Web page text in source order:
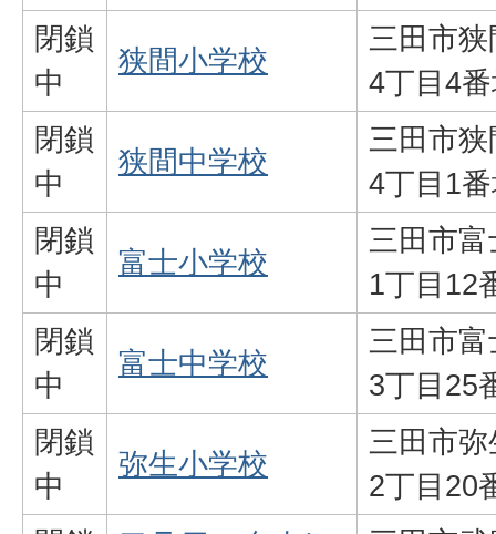
閉鎖
中
狭間小学校
三田市
4丁目4
閉鎖
中
狭間中学校
三田市
4丁目1
閉鎖
中
富士小学校
三田市
1丁目12
閉鎖
中
富士中学校
三田市
3丁目25
閉鎖
中
弥生小学校
三田市
2丁目20